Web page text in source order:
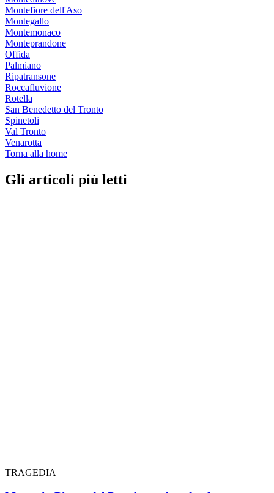
Montefiore dell'Aso
Montegallo
Montemonaco
Monteprandone
Offida
Palmiano
Ripatransone
Roccafluvione
Rotella
San Benedetto del Tronto
Spinetoli
Val Tronto
Venarotta
Torna alla home
Gli articoli più letti
TRAGEDIA